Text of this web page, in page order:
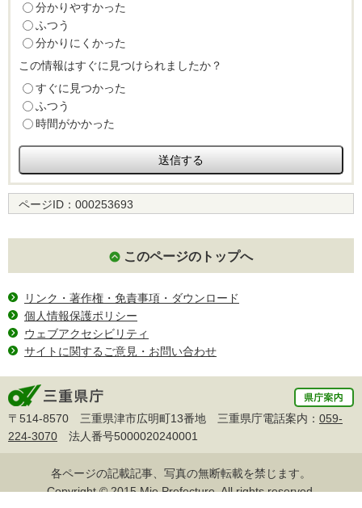
分かりやすかった
ふつう
分かりにくかった
この情報はすぐに見つけられましたか？
すぐに見つかった
ふつう
時間がかかった
ページID： 000253693
このページのトップへ
リンク・著作権・免責事項・ダウンロード
個人情報保護ポリシー
ウェブアクセシビリティ
サイトに関するご意見・お問い合わせ
〒514-8570 三重県津市広明町13番地 三重県庁電話案内： 059-
224-3070 法人番号5000020240001
各ページの記載記事、写真の無断転載を禁じます。
Copyright © 2015 Mie Prefecture, All rights reserved.